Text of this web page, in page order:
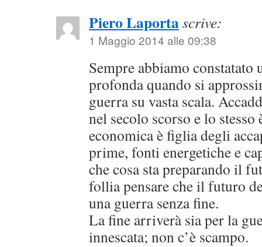
Piero Laportascrive:
1 Maggio 2014 alle 09:38
Sempre abbiamo constatato
profonda quando si
guerra su vasta scala.
nel secolo scorso e lo
economica è figlia degli
prime, fonti energetiche e
che cosa sta preparando il
follia pensare che il futuro
una guerra senza fine.
La fine arriverà sia per la
innescata; non c’è scampo.